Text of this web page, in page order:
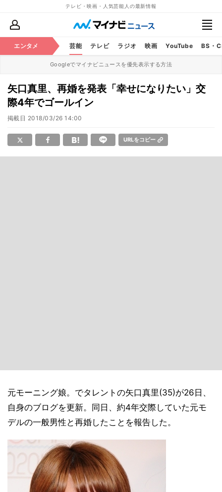
テレビ・映画・人気芸能人の最新情報
エンタメ 芸能 テレビ ラジオ 映画 YouTube BS・
Googleでマイナビニュースを優先表示する方法
矢口真里、再婚を発表「幸せになりたい」交
際4年でゴールイン
掲載日 2018/03/26 14:00
URLをコピー
元モーニング娘。でタレントの矢口真里(35)が26日、
自身のブログを更新。同日、約4年交際していた元モ
デルの一般男性と再婚したことを報告した。